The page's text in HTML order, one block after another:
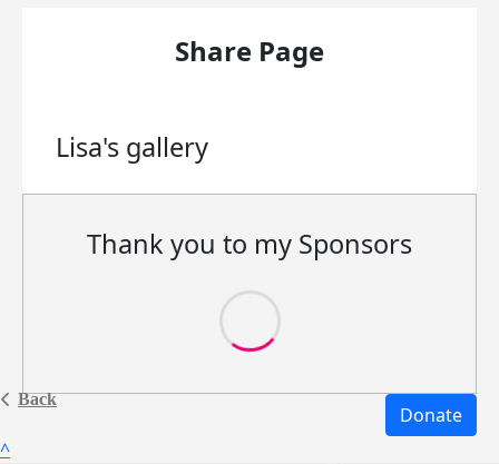
Back
Share Page
Lisa's gallery
Thank you to my Sponsors
Donate
^